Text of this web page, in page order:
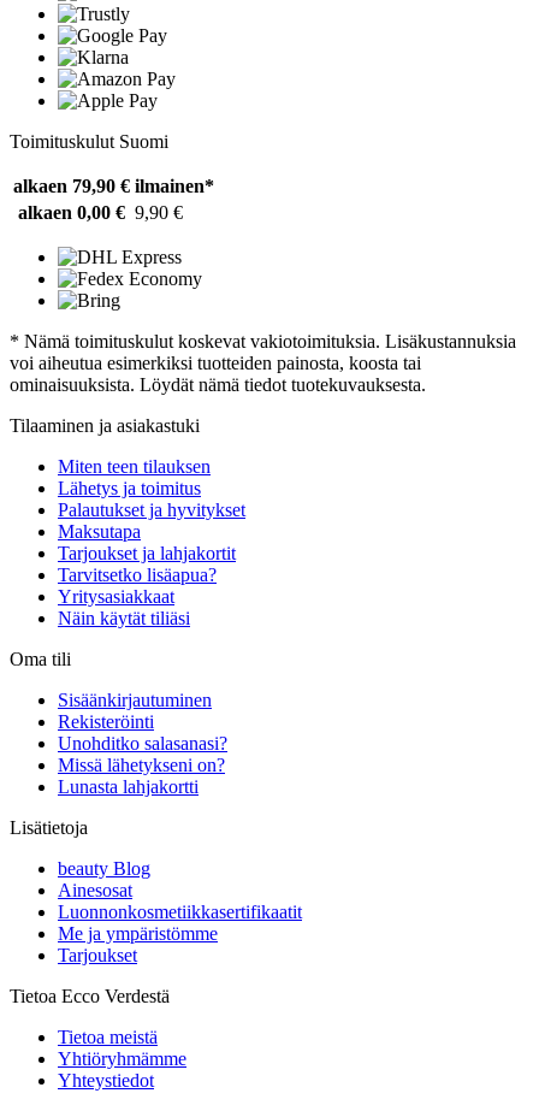
Toimituskulut Suomi
alkaen 79,90 € ilmainen*
alkaen 0,00 € 9,90 €
* Nämä toimituskulut koskevat vakiotoimituksia. Lisäkustannuksia
voi aiheutua esimerkiksi tuotteiden painosta, koosta tai
ominaisuuksista. Löydät nämä tiedot tuotekuvauksesta.
Tilaaminen ja asiakastuki
Miten teen tilauksen
Lähetys ja toimitus
Palautukset ja hyvitykset
Maksutapa
Tarjoukset ja lahjakortit
Tarvitsetko lisäapua?
Yritysasiakkaat
Näin käytät tiliäsi
Oma tili
Sisäänkirjautuminen
Rekisteröinti
Unohditko salasanasi?
Missä lähetykseni on?
Lunasta lahjakortti
Lisätietoja
beauty Blog
Ainesosat
Luonnonkosmetiikkasertifikaatit
Me ja ympäristömme
Tarjoukset
Tietoa Ecco Verdestä
Tietoa meistä
Yhtiöryhmämme
Yhteystiedot